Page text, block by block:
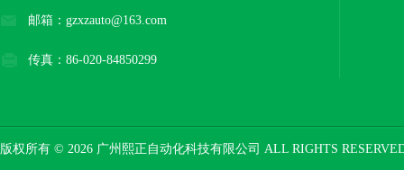
邮箱：gzxzauto@163.com
传真：86-020-84850299
版权所有 © 2026 广州熙正自动化科技有限公司 ALL RIGHTS